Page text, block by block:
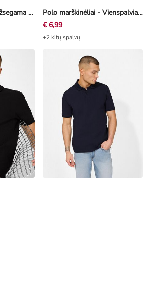
Polo marškinėliai - Užsegama sagomis - tamsi turkio
Polo marškinėliai - Vienspalviai - rožinė
€ 6,99
+2 kitų spalvų